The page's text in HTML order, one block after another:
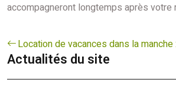
accompagneront longtemps après votre
Location de vacances dans la
Actualités du site